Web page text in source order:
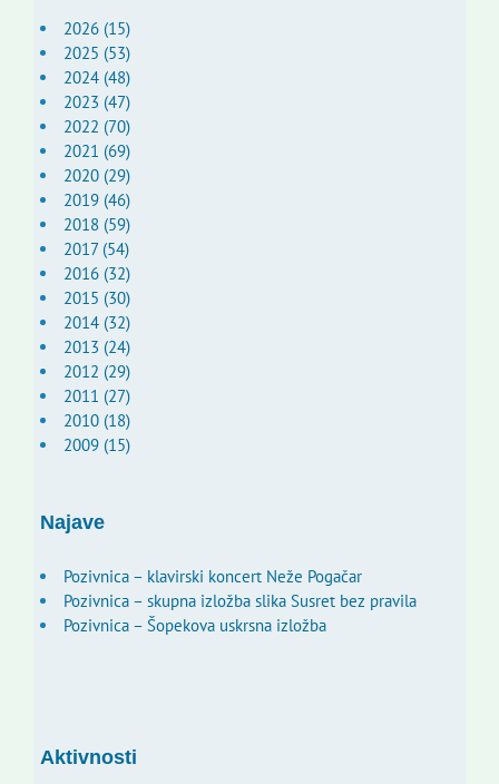
2026 (15)
2025 (53)
2024 (48)
2023 (47)
2022 (70)
2021 (69)
2020 (29)
2019 (46)
2018 (59)
2017 (54)
2016 (32)
2015 (30)
2014 (32)
2013 (24)
2012 (29)
2011 (27)
2010 (18)
2009 (15)
Najave
Pozivnica – klavirski koncert Neže Pogačar
Pozivnica – skupna izložba slika Susret bez pravila
Pozivnica – Šopekova uskrsna izložba
Aktivnosti